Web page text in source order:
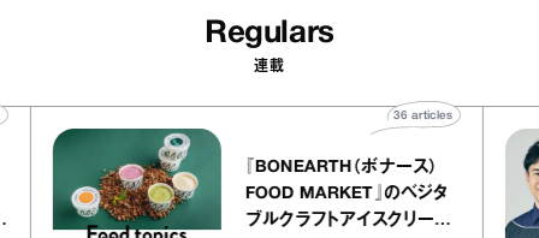
Regulars
連載
キャ
『BONEARTH（ボナース）
FOOD MARKET』のベジタ
ブルクラフトアイスクリーム
36articles